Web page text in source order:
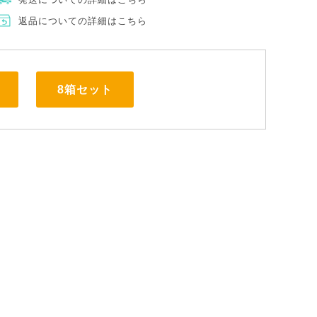
返品についての詳細はこちら
8箱セット